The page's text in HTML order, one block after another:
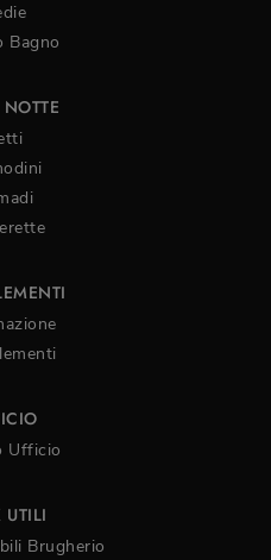
Bagno
Ufficio
UTILI
Brugherio